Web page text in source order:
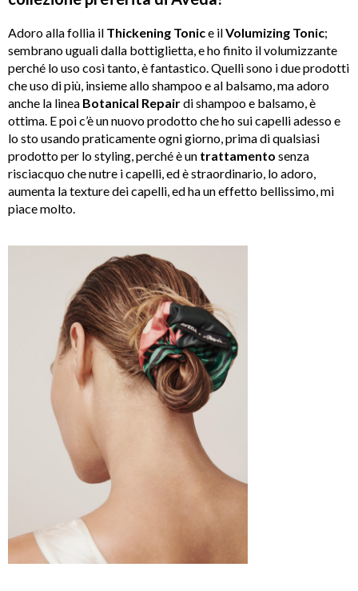
Adoro alla follia il Thickening Tonice ilVolumizing Tonic;
sembrano uguali dalla bottiglietta, e ho finito il volumizzante
perché lo uso così tanto, è fantastico. Quelli sono i due prodotti
che uso di più, insieme allo shampoo e al balsamo, ma adoro
anche la linea Botanical Repairdi shampoo e balsamo, è
ottima. E poi c’è un nuovo prodotto che ho sui capelli adesso e
lo sto usando praticamente ogni giorno, prima di qualsiasi
prodotto per lo styling, perché è un trattamento senza
risciacquo che nutre i capelli, ed è straordinario, lo adoro,
aumenta la texture dei capelli, ed ha un effetto bellissimo, mi
piace molto.